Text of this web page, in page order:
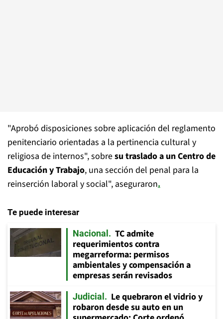
"Aprobó disposiciones sobre aplicación del reglamento
penitenciario orientadas a la pertinencia cultural y
religiosa de internos", sobresu traslado a un Centro de
Educación y Trabajo, una sección del penal para la
reinserción laboral y social", aseguraron.
Te puede interesar
Nacional
TC admite
requerimientos contra
megarreforma: permisos
ambientales y compensación a
empresas serán revisados
Judicial
Le quebraron el vidrio y
robaron desde su auto en un